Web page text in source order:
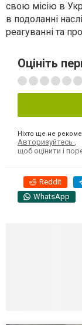
свою місію в
в подоланні
реагуванні та
Оцініть
Ніхто ще не
Авторизуйтесь
щоб оцінити і
Reddit
WhatsApp